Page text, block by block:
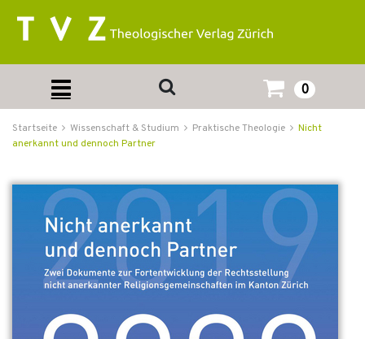
0
Startseite Wissenschaft & Studium Praktische Theologie
Nicht
anerkannt und dennoch Partner